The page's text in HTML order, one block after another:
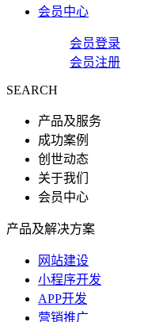
会员中心
会员登录
会员注册
SEARCH
产品及服务
成功案例
创世动态
关于我们
会员中心
产品及解决方案
网站建设
小程序开发
APP开发
营销推广